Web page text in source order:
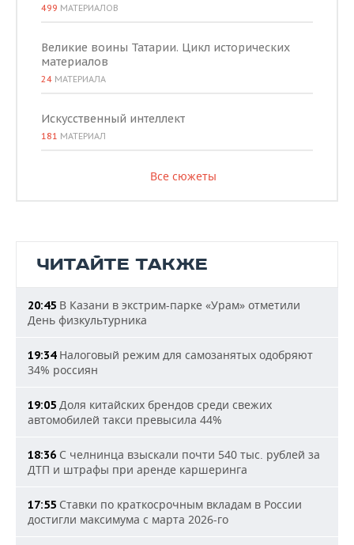
499 МАТЕРИАЛОВ
Великие воины Татарии. Цикл исторических
материалов
24 МАТЕРИАЛА
Искусственный интеллект
181 МАТЕРИАЛ
Все сюжеты
ЧИТАЙТЕ ТАКЖЕ
20:45 В Казани в экстрим-парке «Урам» отметили
День физкультурника
19:34Налоговый режим для самозанятых одобряют
34% россиян
19:05 Доля китайских брендов среди свежих
автомобилей такси превысила 44%
18:36 С челнинца взыскали почти 540 тыс. рублей за
ДТП и штрафы при аренде каршеринга
17:55 Ставки по краткосрочным вкладам в России
достигли максимума с марта 2026-го